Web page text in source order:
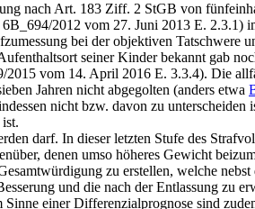
nach Art. 183 Ziff. 2 StGB von
2012 vom 27. Juni 2013 E. 2.3.1)
bei der objektiven
seiner Kinder bekannt gab
vom 14. April 2016 E. 3.3.4). Die
Jahren nicht abgegolten (anders etwa
nicht bzw. davon zu
darf. In dieser letzten Stufe des
denen umso höheres Gewicht
zu erstellen, welche
und die nach der Entlassung zu
einer Differenzialprognose sind